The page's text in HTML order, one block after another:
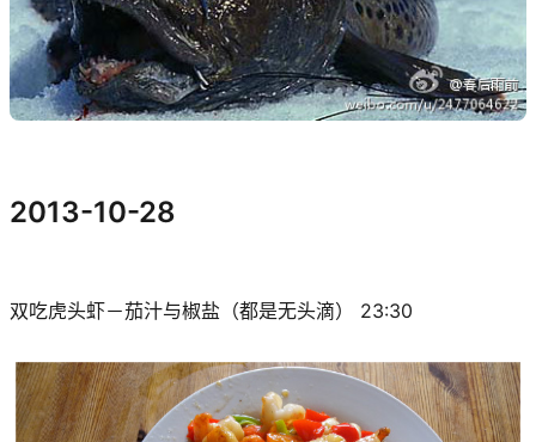
2013-10-28
双吃虎头虾－茄汁与椒盐（都是无头滴） 23:30